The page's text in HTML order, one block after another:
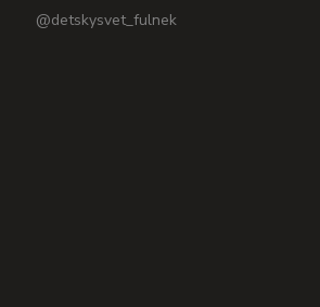
@detskysvet_fulnek